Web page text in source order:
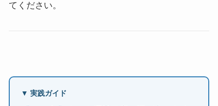
てください。
▼ 実践ガイド